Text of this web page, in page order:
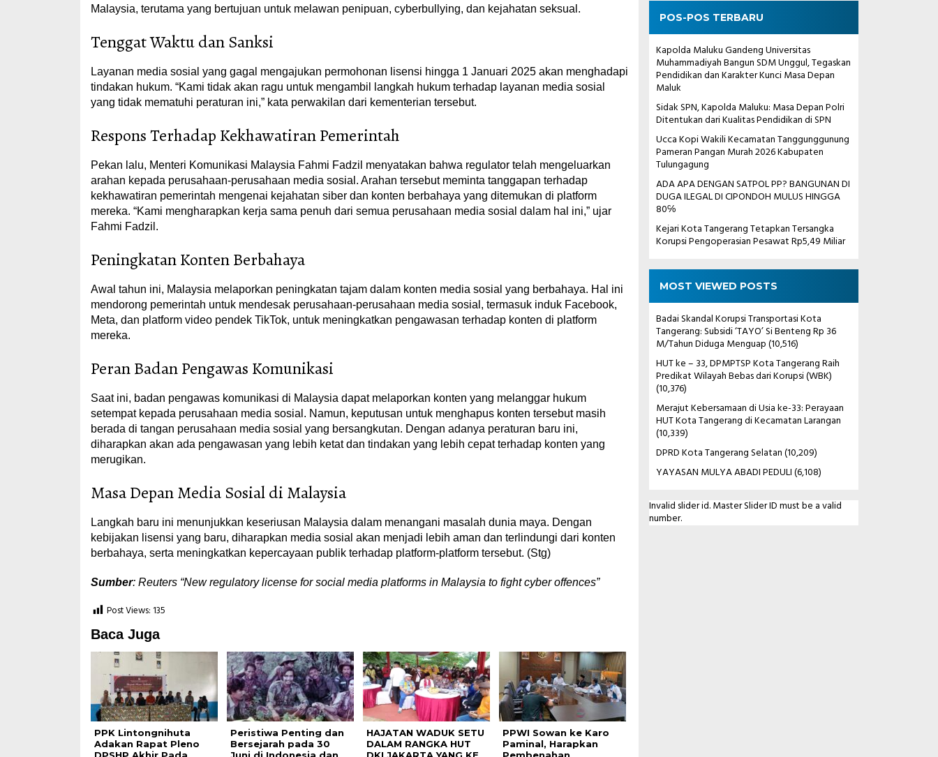
Malaysia, terutama yang bertujuan untuk melawan penipuan, cyberbullying, dan kejahatan seksual.
Tenggat Waktu dan Sanksi
Layanan media sosial yang gagal mengajukan permohonan lisensi hingga 1 Januari 2025 akan menghadapi
tindakan hukum. “Kami tidak akan ragu untuk mengambil langkah hukum terhadap layanan media sosial
yang tidak mematuhi peraturan ini,” kata perwakilan dari kementerian tersebut.
Respons Terhadap Kekhawatiran Pemerintah
Pekan lalu, Menteri Komunikasi Malaysia Fahmi Fadzil menyatakan bahwa regulator telah mengeluarkan
arahan kepada perusahaan-perusahaan media sosial. Arahan tersebut meminta tanggapan terhadap
kekhawatiran pemerintah mengenai kejahatan siber dan konten berbahaya yang ditemukan di platform
mereka. “Kami mengharapkan kerja sama penuh dari semua perusahaan media sosial dalam hal ini,” ujar
Fahmi Fadzil.
Peningkatan Konten Berbahaya
Awal tahun ini, Malaysia melaporkan peningkatan tajam dalam konten media sosial yang berbahaya. Hal ini
mendorong pemerintah untuk mendesak perusahaan-perusahaan media sosial, termasuk induk Facebook,
Meta, dan platform video pendek TikTok, untuk meningkatkan pengawasan terhadap konten di platform
mereka.
Peran Badan Pengawas Komunikasi
Saat ini, badan pengawas komunikasi di Malaysia dapat melaporkan konten yang melanggar hukum
setempat kepada perusahaan media sosial. Namun, keputusan untuk menghapus konten tersebut masih
berada di tangan perusahaan media sosial yang bersangkutan. Dengan adanya peraturan baru ini,
diharapkan akan ada pengawasan yang lebih ketat dan tindakan yang lebih cepat terhadap konten yang
merugikan.
Masa Depan Media Sosial di Malaysia
Langkah baru ini menunjukkan keseriusan Malaysia dalam menangani masalah dunia maya. Dengan
kebijakan lisensi yang baru, diharapkan media sosial akan menjadi lebih aman dan terlindungi dari konten
berbahaya, serta meningkatkan kepercayaan publik terhadap platform-platform tersebut. (Stg)
Sumber: Reuters “New regulatory license for social media platforms in Malaysia to fight cyber offences”
Post Views: 135
Baca Juga
PPK Lintongnihuta
Adakan Rapat Pleno
Peristiwa Penting dan
Bersejarah pada 30
HAJATAN WADUK SETU
DALAM RANGKA HUT
PPWI Sowan ke Karo
Paminal, Harapkan
POS-POS TERBARU
Kapolda Maluku Gandeng Universitas
Muhammadiyah Bangun SDM Unggul, Tegaskan
Pendidikan dan Karakter Kunci Masa Depan
Maluk
Sidak SPN, Kapolda Maluku: Masa Depan Polri
Ditentukan dari Kualitas Pendidikan di SPN
Ucca Kopi Wakili Kecamatan Tanggunggunung
Pameran Pangan Murah 2026 Kabupaten
Tulungagung
ADA APA DENGAN SATPOL PP? BANGUNAN DI
DUGA ILEGAL DI CIPONDOH MULUS HINGGA
80℅
Kejari Kota Tangerang Tetapkan Tersangka
Korupsi Pengoperasian Pesawat Rp5,49 Miliar
MOST VIEWED POSTS
Badai Skandal Korupsi Transportasi Kota
Tangerang: Subsidi ‘TAYO’ Si Benteng Rp 36
M/Tahun Diduga Menguap(10,516)
HUT ke – 33, DPMPTSP Kota Tangerang Raih
Predikat Wilayah Bebas dari Korupsi (WBK)
(10,376)
Merajut Kebersamaan di Usia ke-33: Perayaan
HUT Kota Tangerang di Kecamatan Larangan
(10,339)
DPRD Kota Tangerang Selatan(10,209)
YAYASAN MULYA ABADI PEDULI(6,108)
Invalid slider id. Master Slider ID must be a valid
number.